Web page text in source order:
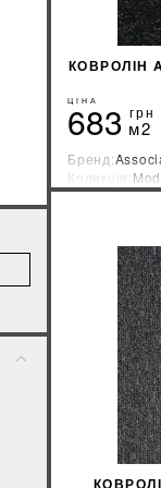
КОВРОЛІН
ЦІНА
683 грн
м2
Бренд:
Колекція:
Країна-